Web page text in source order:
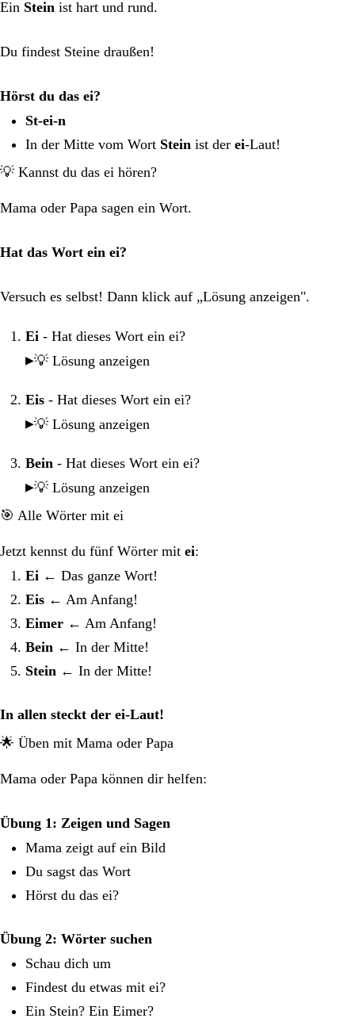
Ein Stein ist hart und rund.
Du findest Steine draußen!
Hörst du das ei?
St-ei-n
In der Mitte vom Wort Stein ist der ei-Laut!
💡 Kannst du das ei hören?
Mama oder Papa sagen ein Wort.
Hat das Wort ein ei?
Versuch es selbst! Dann klick auf „Lösung anzeigen".
Ei - Hat dieses Wort ein ei?
💡 Lösung anzeigen
Eis - Hat dieses Wort ein ei?
💡 Lösung anzeigen
Bein - Hat dieses Wort ein ei?
💡 Lösung anzeigen
🎯 Alle Wörter mit ei
Jetzt kennst du fünf Wörter mit ei:
Ei ← Das ganze Wort!
Eis ← Am Anfang!
Eimer ← Am Anfang!
Bein ← In der Mitte!
Stein ← In der Mitte!
In allen steckt der ei-Laut!
🌟 Üben mit Mama oder Papa
Mama oder Papa können dir helfen:
Übung 1: Zeigen und Sagen
Mama zeigt auf ein Bild
Du sagst das Wort
Hörst du das ei?
Übung 2: Wörter suchen
Schau dich um
Findest du etwas mit ei?
Ein Stein? Ein Eimer?